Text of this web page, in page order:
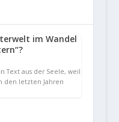
im Wandel
Text aus der Seele, weil
den letzten Jahren